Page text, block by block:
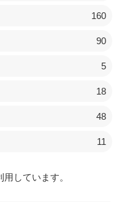
160
90
5
18
48
11
しています。